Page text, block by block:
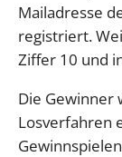
Mailadresse
registriert.
Ziffer 10 und
Die Gewinner
Losverfahren